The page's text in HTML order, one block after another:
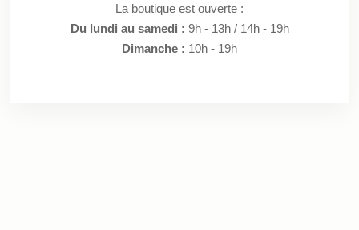
La boutique est ouverte :
Du lundi au samedi : 9h - 13h / 14h - 19h
Dimanche : 10h - 19h